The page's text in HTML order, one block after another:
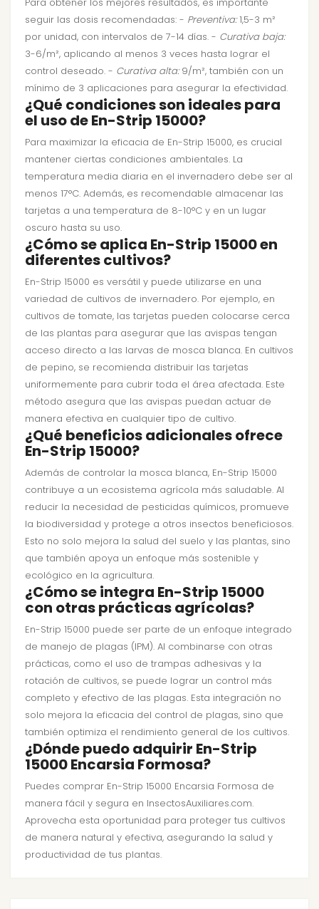
seguir las dosis recomendadas: - Preventiva:1,5-3 m²
por unidad, con intervalos de 7-14 días. - Curativa baja:
3-6/m², aplicando al menos 3 veces hasta lograr el
control deseado. - Curativa alta:9/m², también con un
mínimo de 3 aplicaciones para asegurar la efectividad.
¿Qué condiciones son ideales para
el uso de En-Strip 15000?
Para maximizar la eficacia de En-Strip 15000, es crucial
mantener ciertas condiciones ambientales. La
temperatura media diaria en el invernadero debe ser al
menos 17°C. Además, es recomendable almacenar las
tarjetas a una temperatura de 8-10°C y en un lugar
oscuro hasta su uso.
¿Cómo se aplica En-Strip 15000 en
diferentes cultivos?
En-Strip 15000 es versátil y puede utilizarse en una
variedad de cultivos de invernadero. Por ejemplo, en
cultivos de tomate, las tarjetas pueden colocarse cerca
de las plantas para asegurar que las avispas tengan
acceso directo a las larvas de mosca blanca. En cultivos
de pepino, se recomienda distribuir las tarjetas
uniformemente para cubrir toda el área afectada. Este
método asegura que las avispas puedan actuar de
manera efectiva en cualquier tipo de cultivo.
¿Qué beneficios adicionales ofrece
En-Strip 15000?
Además de controlar la mosca blanca, En-Strip 15000
contribuye a un ecosistema agrícola más saludable. Al
reducir la necesidad de pesticidas químicos, promueve
la biodiversidad y protege a otros insectos beneficiosos.
Esto no solo mejora la salud del suelo y las plantas, sino
que también apoya un enfoque más sostenible y
ecológico en la agricultura.
¿Cómo se integra En-Strip 15000
con otras prácticas agrícolas?
En-Strip 15000 puede ser parte de un enfoque integrado
de manejo de plagas (IPM). Al combinarse con otras
prácticas, como el uso de trampas adhesivas y la
rotación de cultivos, se puede lograr un control más
completo y efectivo de las plagas. Esta integración no
solo mejora la eficacia del control de plagas, sino que
también optimiza el rendimiento general de los cultivos.
¿Dónde puedo adquirir En-Strip
15000 Encarsia Formosa?
Puedes comprar En-Strip 15000 Encarsia Formosa de
manera fácil y segura en InsectosAuxiliares.com.
Aprovecha esta oportunidad para proteger tus cultivos
de manera natural y efectiva, asegurando la salud y
productividad de tus plantas.